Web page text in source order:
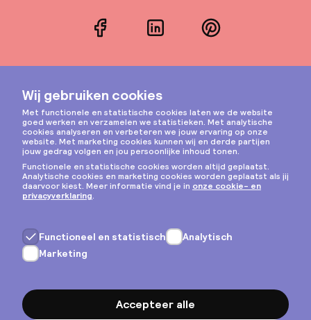
FacebookLinkedInPinterest
Instagram
Privacy & cookies
Algemene voorwaarden